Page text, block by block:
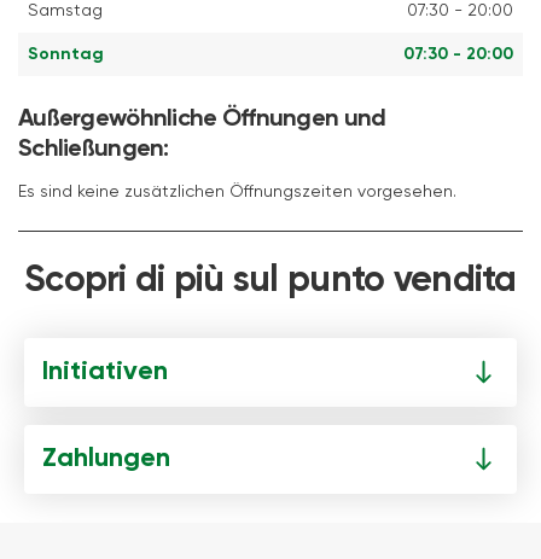
Samstag 07:30 - 20:00
Sonntag 07:30 - 20:00
Außergewöhnliche Öffnungen und
Schließungen:
Es sind keine zusätzlichen Öffnungszeiten vorgesehen.
Scopri di più sul punto vendita
Initiativen
Zahlungen